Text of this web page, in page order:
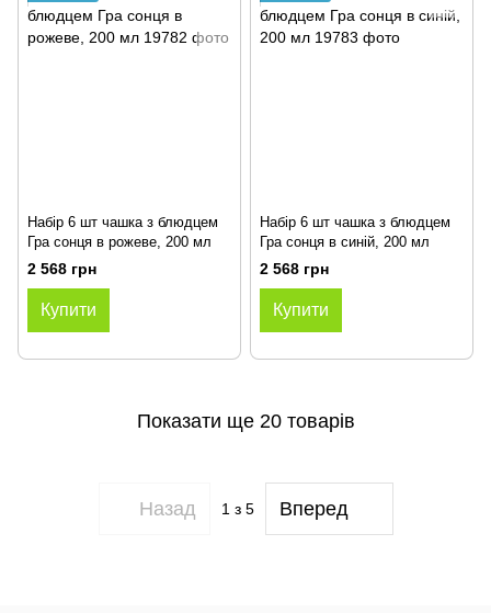
Набір 6 шт чашка з блюдцем
Гра сонця в рожеве, 200 мл
2 568 грн
Купити
Набір 6 шт чашка з блюдцем
Гра сонця в синій, 200 мл
2 568 грн
Купити
Показати ще 20 товарів
Назад 1з 5 Вперед